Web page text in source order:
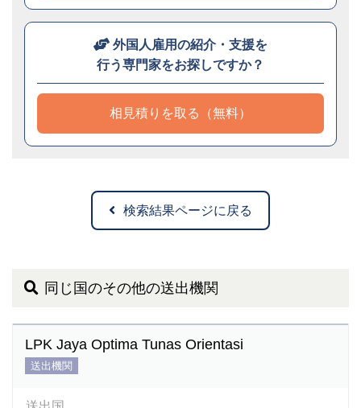
外国人雇用の紹介・支援を
行う専門家をお探しですか？
相見積りを取る（無料）
検索結果ページに戻る
同じ国のその他の送出機関
LPK Jaya Optima Tunas Orientasi
送出機関